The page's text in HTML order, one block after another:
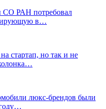
СО РАН потребовал
в…
стартап, но так и не
люкс-брендов были